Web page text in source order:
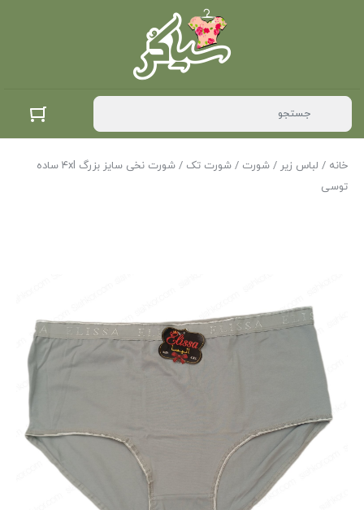
خانه / لباس زیر / شورت / شورت تک
/ شورت نخی سایز بزرگ ۴xl ساده
توسی